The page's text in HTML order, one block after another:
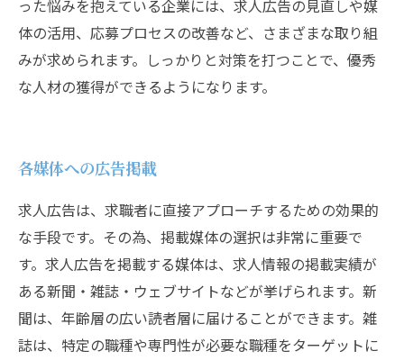
った悩みを抱えている企業には、求人広告の見直しや媒
体の活用、応募プロセスの改善など、さまざまな取り組
みが求められます。しっかりと対策を打つことで、優秀
な人材の獲得ができるようになります。
各媒体への広告掲載
求人広告は、求職者に直接アプローチするための効果的
な手段です。その為、掲載媒体の選択は非常に重要で
す。求人広告を掲載する媒体は、求人情報の掲載実績が
ある新聞・雑誌・ウェブサイトなどが挙げられます。新
聞は、年齢層の広い読者層に届けることができます。雑
誌は、特定の職種や専門性が必要な職種をターゲットに